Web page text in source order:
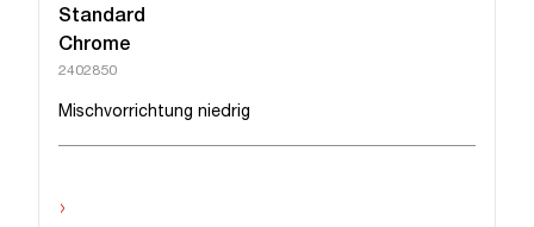
Standard
Chrome
2402850
Mischvorrichtung niedrig
›